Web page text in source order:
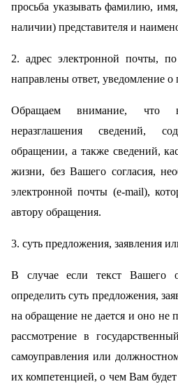
просьба указывать фамилию,
наличии) представителя и
2. адрес электронной почты,
направлены ответ, уведомление о
Обращаем внимание, что
неразглашения сведений,
обращении, а также сведений,
жизни, без Вашего согласия,
электронной почты (e-mail),
автору обращения.
3. суть предложения, заявления
В случае если текст Вашего
определить суть предложения,
на обращение не дается и оно не
рассмотрение в
самоуправления или
их компетенцией, о чем Вам